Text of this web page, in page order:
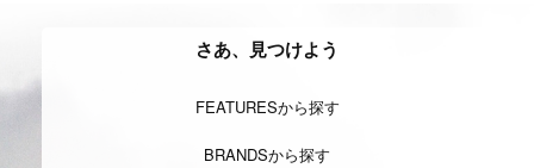
さあ、見つけよう
FEATURESから探す
BRANDSから探す